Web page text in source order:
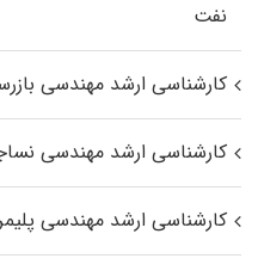
نفت
کارشناسی ارشد مهندسی
کارشناسی ارشد مهندسی
کارشناسی ارشد مهندسی